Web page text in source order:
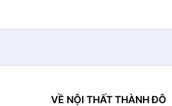
VỀ NỘI THẤT THÀNH ĐÔ